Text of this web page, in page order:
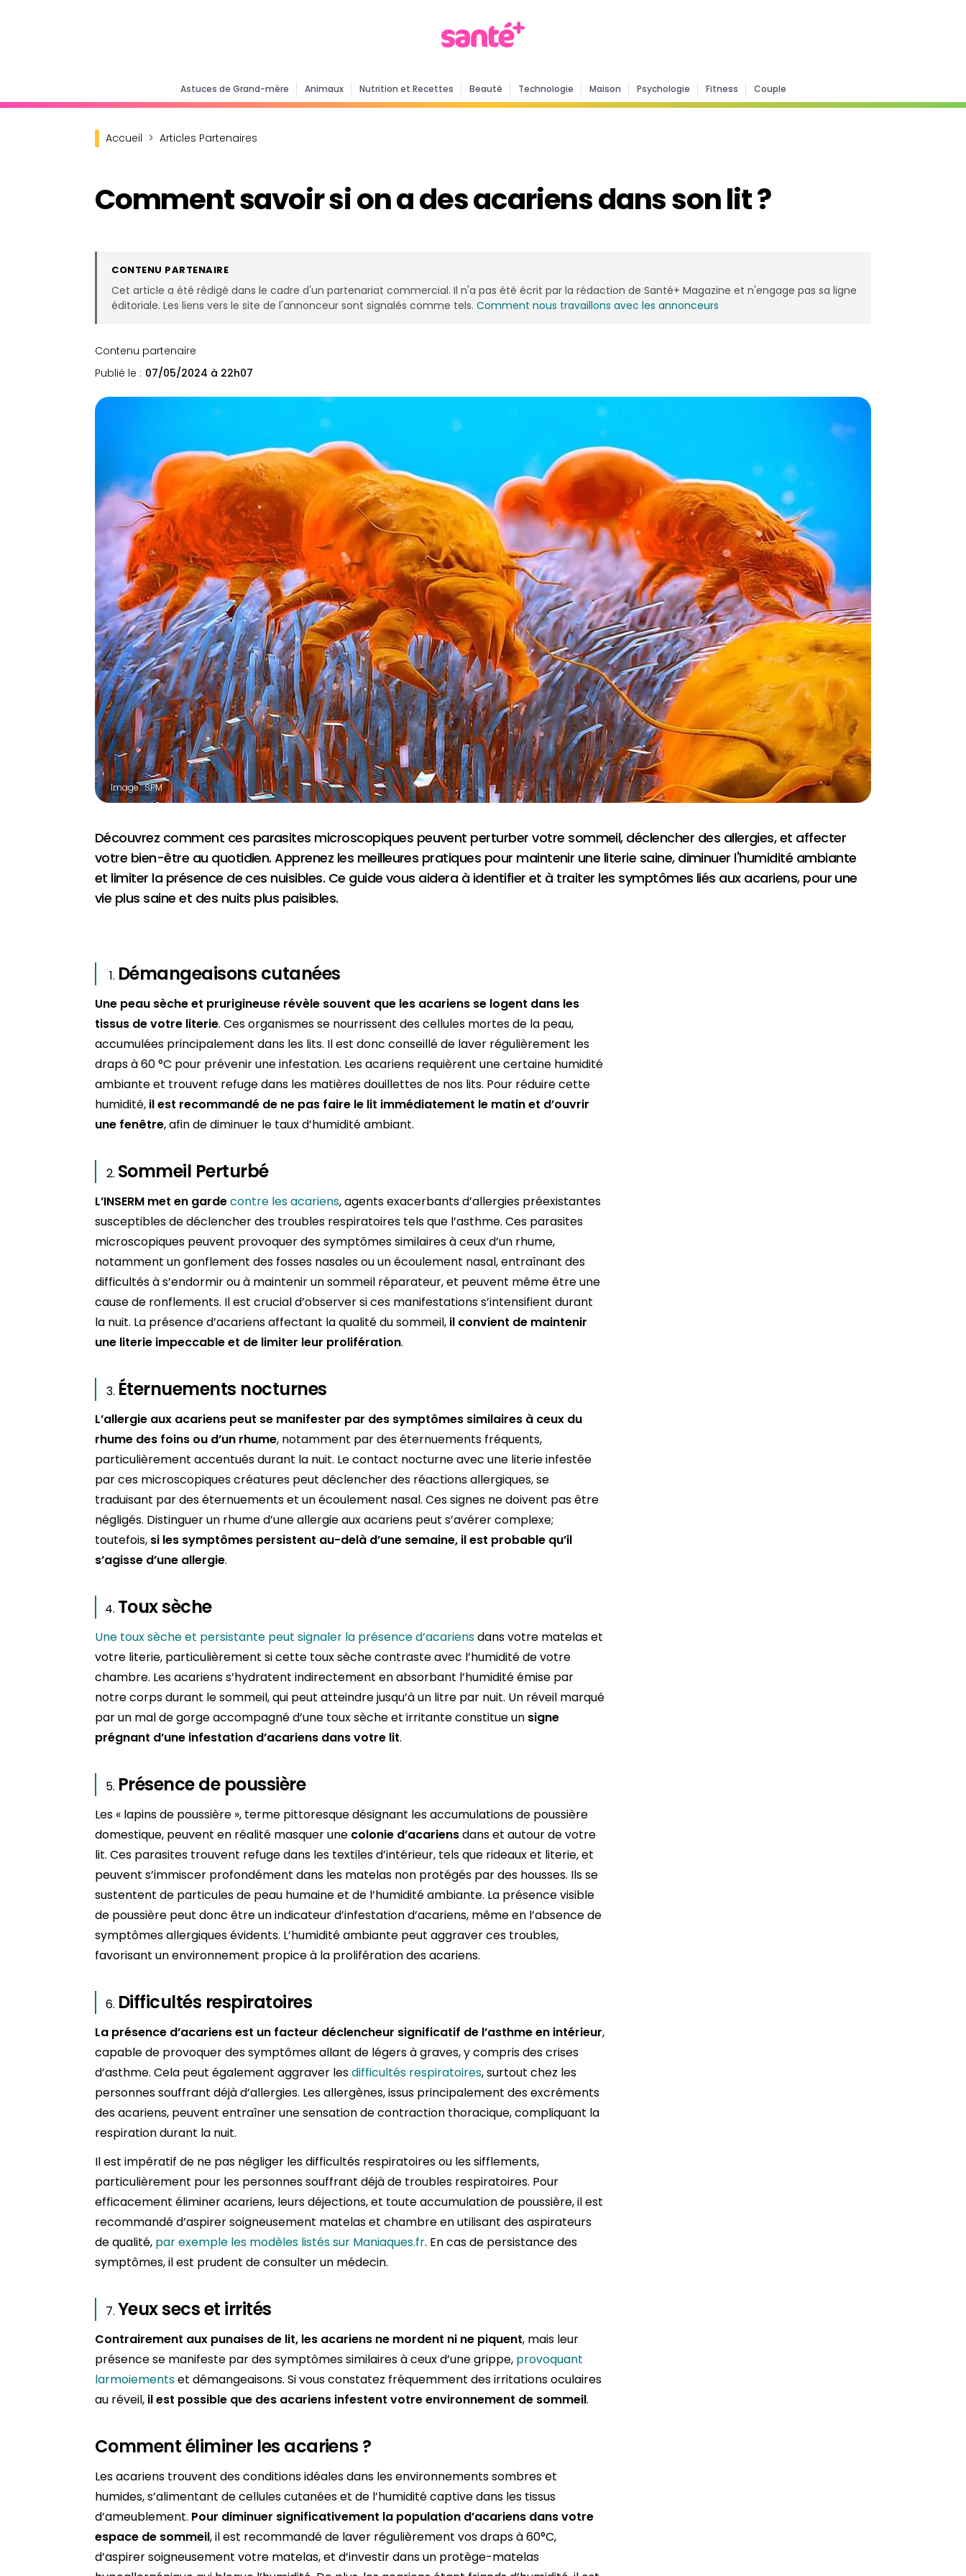
Astuces de Grand-mère Animaux Nutrition et Recettes Beauté Technologie Maison Psychologie Fitness Couple
Accueil Articles Partenaires
Comment savoir si on a des acariens dans son lit ?
CONTENU PARTENAIRE
Cet article a été rédigé dans le cadre d'un partenariat commercial. Il n'a pas été écrit par la rédaction de Santé+ Magazine et n'engage pas sa ligne
éditoriale. Les liens vers le site de l'annonceur sont signalés comme tels. Comment nous travaillons avec les annonceurs
Contenu partenaire
Publié le : 07/05/2024 à 22h07
Image : SPM
Découvrez comment ces parasites microscopiques peuvent perturber votre sommeil, déclencher des allergies, et affecter
votre bien-être au quotidien. Apprenez les meilleures pratiques pour maintenir une literie saine, diminuer l'humidité ambiante
et limiter la présence de ces nuisibles. Ce guide vous aidera à identifier et à traiter les symptômes liés aux acariens, pour une
vie plus saine et des nuits plus paisibles.
Démangeaisons cutanées
Une peau sèche et prurigineuse révèle souvent que les acariens se logent dans les
tissus de votre literie. Ces organismes se nourrissent des cellules mortes de la peau,
accumulées principalement dans les lits. Il est donc conseillé de laver régulièrement les
draps à 60 °C pour prévenir une infestation. Les acariens requièrent une certaine humidité
ambiante et trouvent refuge dans les matières douillettes de nos lits. Pour réduire cette
humidité, il est recommandé de ne pas faire le lit immédiatement le matin et d’ouvrir
une fenêtre, afin de diminuer le taux d’humidité ambiant.
Sommeil Perturbé
L’INSERM met en gardecontre les acariens, agents exacerbants d’allergies préexistantes
susceptibles de déclencher des troubles respiratoires tels que l’asthme. Ces parasites
microscopiques peuvent provoquer des symptômes similaires à ceux d’un rhume,
notamment un gonflement des fosses nasales ou un écoulement nasal, entraînant des
difficultés à s’endormir ou à maintenir un sommeil réparateur, et peuvent même être une
cause de ronflements. Il est crucial d’observer si ces manifestations s’intensifient durant
la nuit. La présence d’acariens affectant la qualité du sommeil, il convient de maintenir
une literie impeccable et de limiter leur prolifération.
Éternuements nocturnes
L’allergie aux acariens peut se manifester par des symptômes similaires à ceux du
rhume des foins ou d’un rhume, notamment par des éternuements fréquents,
particulièrement accentués durant la nuit. Le contact nocturne avec une literie infestée
par ces microscopiques créatures peut déclencher des réactions allergiques, se
traduisant par des éternuements et un écoulement nasal. Ces signes ne doivent pas être
négligés. Distinguer un rhume d’une allergie aux acariens peut s’avérer complexe;
toutefois, si les symptômes persistent au-delà d’une semaine, il est probable qu’il
s’agisse d’une allergie.
Toux sèche
Une toux sèche et persistante peut signaler la présence d’acariensdans votre matelas et
votre literie, particulièrement si cette toux sèche contraste avec l’humidité de votre
chambre. Les acariens s’hydratent indirectement en absorbant l’humidité émise par
notre corps durant le sommeil, qui peut atteindre jusqu’à un litre par nuit. Un réveil marqué
par un mal de gorge accompagné d’une toux sèche et irritante constitue un signe
prégnant d’une infestation d’acariens dans votre lit.
Présence de poussière
Les « lapins de poussière », terme pittoresque désignant les accumulations de poussière
domestique, peuvent en réalité masquer une colonie d’acariensdans et autour de votre
lit. Ces parasites trouvent refuge dans les textiles d’intérieur, tels que rideaux et literie, et
peuvent s’immiscer profondément dans les matelas non protégés par des housses. Ils se
sustentent de particules de peau humaine et de l’humidité ambiante. La présence visible
de poussière peut donc être un indicateur d’infestation d’acariens, même en l’absence de
symptômes allergiques évidents. L’humidité ambiante peut aggraver ces troubles,
favorisant un environnement propice à la prolifération des acariens.
Difficultés respiratoires
La présence d’acariens est un facteur déclencheur significatif de l’asthme en intérieur,
capable de provoquer des symptômes allant de légers à graves, y compris des crises
d’asthme. Cela peut également aggraver lesdifficultés respiratoires, surtout chez les
personnes souffrant déjà d’allergies. Les allergènes, issus principalement des excréments
des acariens, peuvent entraîner une sensation de contraction thoracique, compliquant la
respiration durant la nuit.
Il est impératif de ne pas négliger les difficultés respiratoires ou les sifflements,
particulièrement pour les personnes souffrant déjà de troubles respiratoires. Pour
efficacement éliminer acariens, leurs déjections, et toute accumulation de poussière, il est
recommandé d’aspirer soigneusement matelas et chambre en utilisant des aspirateurs
de qualité, par exemple les modèles listés sur Maniaques.fr. En cas de persistance des
symptômes, il est prudent de consulter un médecin.
Yeux secs et irrités
Contrairement aux punaises de lit, les acariens ne mordent ni ne piquent, mais leur
présence se manifeste par des symptômes similaires à ceux d’une grippe, provoquant
larmoiementset démangeaisons. Si vous constatez fréquemment des irritations oculaires
au réveil, il est possible que des acariens infestent votre environnement de sommeil.
Comment éliminer les acariens ?
Les acariens trouvent des conditions idéales dans les environnements sombres et
humides, s’alimentant de cellules cutanées et de l’humidité captive dans les tissus
d’ameublement. Pour diminuer significativement la population d’acariens dans votre
espace de sommeil, il est recommandé de laver régulièrement vos draps à 60°C,
d’aspirer soigneusement votre matelas, et d’investir dans un protège-matelas